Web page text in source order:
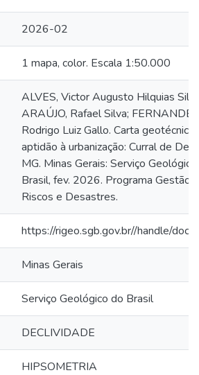
2026-02
1 mapa, color. Escala 1:50.000
ALVES, Victor Augusto Hilquias
ARAÚJO, Rafael Silva;
Rodrigo Luiz Gallo. Carta geotécnica
aptidão à urbanização: Curral de
MG. Minas Gerais: Serviço
Brasil, fev. 2026. Programa Gestão
Riscos e Desastres.
https://rigeo.sgb.gov.br//handle/
Minas Gerais
Serviço Geológico do Brasil
DECLIVIDADE
HIPSOMETRIA